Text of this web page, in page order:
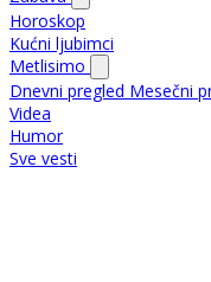
Horoskop
Kućni ljubimci
Metlisimo
Dnevni pregled Mesečni
Videa
Humor
Sve vesti